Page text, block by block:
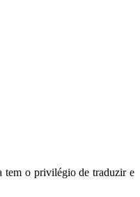
tem o privilégio de traduzir e